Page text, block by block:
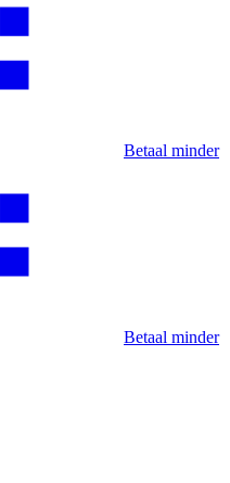
Betaal minder
Betaal minder